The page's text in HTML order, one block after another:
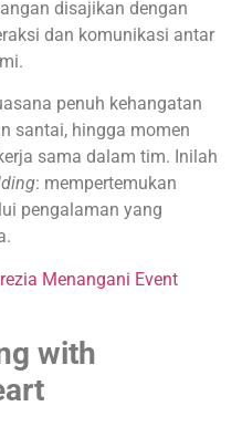
disajikan dengan
dan komunikasi antar
penuh kehangatan
santai, hingga momen
sama dalam tim. Inilah
: mempertemukan
pengalaman yang
Menangani Event
with